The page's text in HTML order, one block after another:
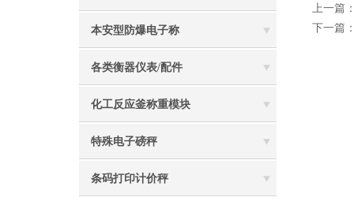
本安型防爆电子称
各类衡器仪表/配件
化工反应釜称重模块
特殊电子磅秤
条码打印计价秤
上一篇
下一篇